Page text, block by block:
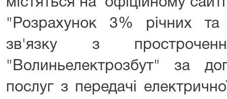
містяться на офіційному
"Розрахунок 3% річних та
зв'язку з
"Волиньелектрозбут" за
послуг з передачі